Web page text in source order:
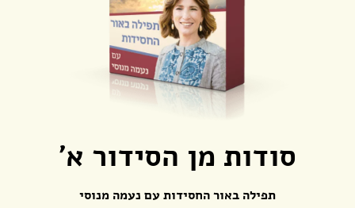
סודות מן הסידור א'
תפילה באור החסידות עם נעמה מנוסי